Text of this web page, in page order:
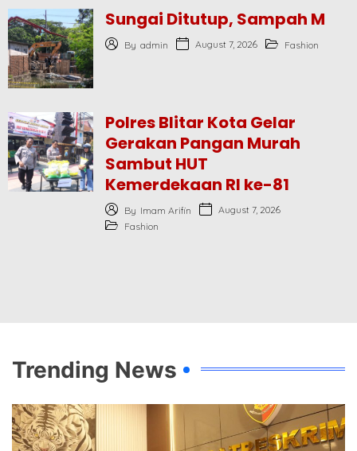
Sungai Ditutup, Sampah
By admin August 7, 2026 Fashion
Polres Blitar Kota Gelar
Gerakan Pangan Murah
Sambut HUT
Kemerdekaan RI ke-81
By Imam Arifin
August 7, 2026
Fashion
Trending News